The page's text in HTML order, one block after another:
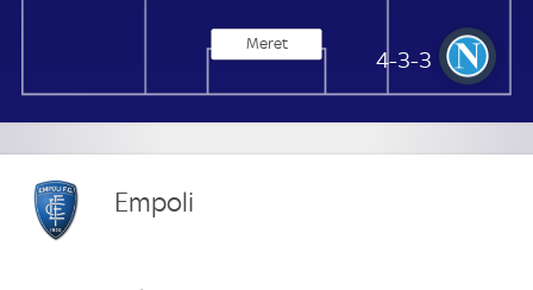
SSC Neapel
4-3-3
Meret
Empoli